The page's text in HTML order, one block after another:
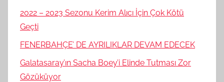
2022 – 2023 Sezonu Kerim Alıcı İçin Çok Kötü
Geçti
FENERBAHÇE’ DE AYRILIKLAR DEVAM EDECEK
Galatasaray’ın Sacha Boey’i Elinde Tutması Zor
Gözüküyor